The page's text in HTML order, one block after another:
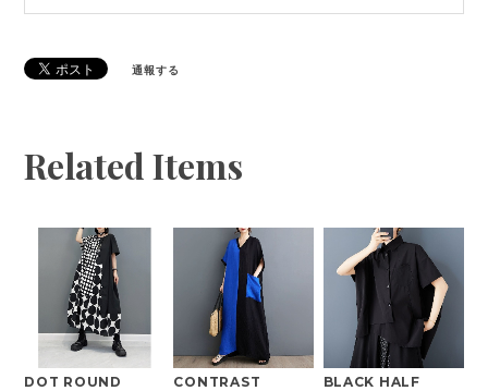
通報する
Related Items
DOT ROUND
CONTRAST
BLACK HALF